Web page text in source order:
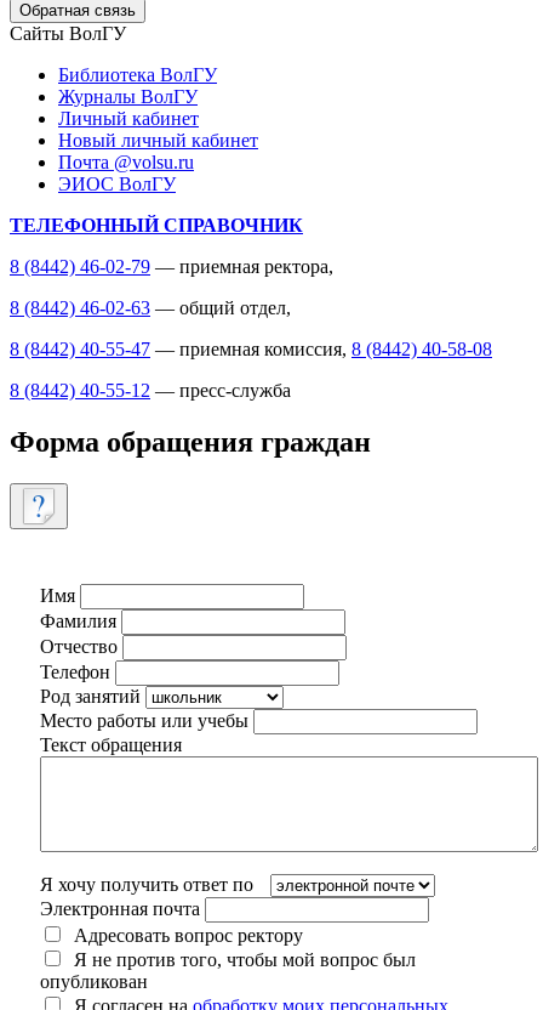
Обратная связь
Сайты ВолГУ
Библиотека ВолГУ
Журналы ВолГУ
Личный кабинет
Новый личный кабинет
Почта @volsu.ru
ЭИОС ВолГУ
ТЕЛЕФОННЫЙ СПРАВОЧНИК
8 (8442) 46-02-79 — приемная ректора,
8 (8442) 46-02-63 — общий отдел,
8 (8442) 40-55-47 — приемная комиссия, 8 (8442) 40-58-08
8 (8442) 40-55-12 — пресс-служба
Форма обращения граждан
Имя
Фамилия
Отчество
Телефон
Род занятий
Место работы или учебы
Текст обращения
Я хочу получить ответ по
Электронная почта
Адресовать вопрос ректору
Я не против того, чтобы мой вопрос был
опубликован